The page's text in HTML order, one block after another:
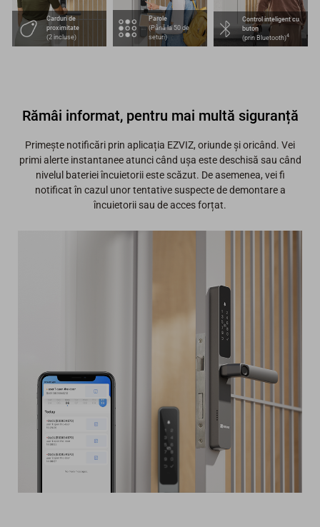
Carduri de
proximitate
(2 incluse)
Parole
(Până la 50 de
seturi)
Control inteligent cu
buton
(prin Bluetooth)4
Rămâi informat, pentru mai multă siguranță
Primește notificări prin aplicația EZVIZ, oriunde și oricând. Vei
primi alerte instantanee atunci când ușa este deschisă sau când
nivelul bateriei încuietorii este scăzut. De asemenea, vei fi
notificat în cazul unor tentative suspecte de demontare a
încuietorii sau de acces forțat.